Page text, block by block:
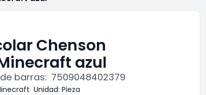
Chenson
azul
barras: 7509048402379
Unidad: Pieza